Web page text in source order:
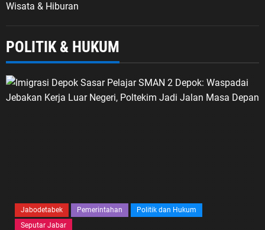
Wisata & Hiburan
POLITIK & HUKUM
Jabodetabek Pemerintahan
Politik dan Hukum
Seputar Jabar